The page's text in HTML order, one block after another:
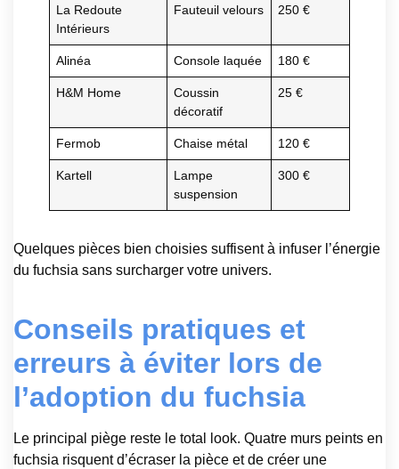
La Redoute
Intérieurs
Fauteuil velours 250 €
Alinéa Console laquée 180 €
H&M Home
Coussin
décoratif
25 €
Fermob Chaise métal 120 €
Kartell
Lampe
suspension
300 €
Quelques pièces bien choisies suffisent à infuser l’énergie
du fuchsia sans surcharger votre univers.
Conseils pratiques et
erreurs à éviter lors de
l’adoption du fuchsia
Le principal piège reste le total look. Quatre murs peints en
fuchsia risquent d’écraser la pièce et de créer une